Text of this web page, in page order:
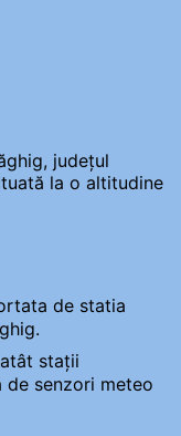
județul
la o altitudine
de statia
stații
senzori meteo